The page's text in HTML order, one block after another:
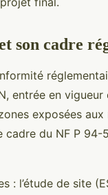
son cadre
entrée en
exposées
cadre du NF P
: l’étude de site